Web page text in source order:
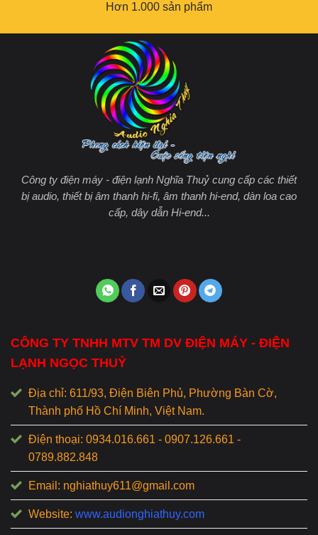
Hơn 1.000 sản phẩm
Công ty điện máy - điện lạnh Nghĩa Thuỷ cung cấp các thiết
bị audio, thiết bị âm thanh hi-fi, âm thanh hi-end, dàn loa cao
cấp, dây dẫn Hi-end...
CÔNG TY TNHH MTV TM DV ĐIỆN MÁY - ĐIỆN
LẠNH NGỌC THUỶ
Địa chỉ: 611/93, Điện Biên Phủ, Phường Bàn Cờ,
Thành phố Hồ Chí Minh, Việt Nam.
Điện thoại: 0934.016.661 - 0907.126.661 -
0789.882.848
Email: nghiathuy611@gmail.com
Website: www.audionghiathuy.com